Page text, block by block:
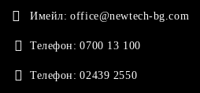
Имейл: office@newtech-bg.com
Телефон: 0700 13 100
Телефон: 02439 2550